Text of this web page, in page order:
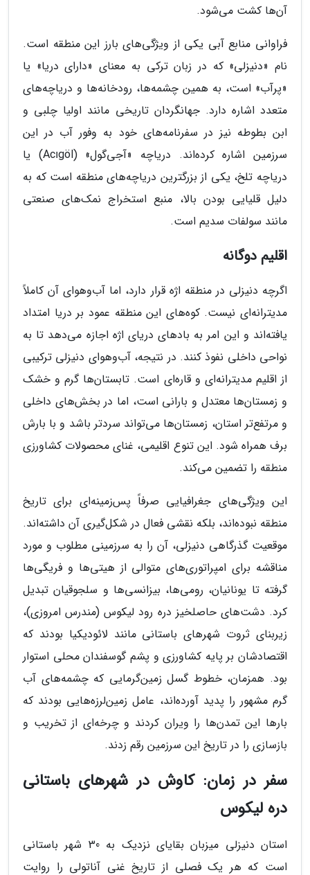
آن‌ها کشت می‌شود.
فراوانی منابع آبی یکی از ویژگی‌های بارز این منطقه است.
نام «دنیزلی» که در زبان ترکی به معنای «دارای دریا» یا
«پرآب» است، به همین چشمه‌ها، رودخانه‌ها و دریاچه‌های
متعدد اشاره دارد. جهانگردان تاریخی مانند اولیا چلبی و
ابن بطوطه نیز در سفرنامه‌های خود به وفور آب در این
سرزمین اشاره کرده‌اند. دریاچه «آجی‌گول» (Acıgöl) یا
دریاچه تلخ، یکی از بزرگترین دریاچه‌های منطقه است که به
دلیل قلیایی بودن بالا، منبع استخراج نمک‌های صنعتی
مانند سولفات سدیم است.
اقلیم دوگانه
اگرچه دنیزلی در منطقه اژه قرار دارد، اما آب‌وهوای آن کاملاً
مدیترانه‌ای نیست. کوه‌های این منطقه عمود بر دریا امتداد
یافته‌اند و این امر به بادهای دریای اژه اجازه می‌دهد تا به
نواحی داخلی نفوذ کنند. در نتیجه، آب‌وهوای دنیزلی ترکیبی
از اقلیم مدیترانه‌ای و قاره‌ای است. تابستان‌ها گرم و خشک
و زمستان‌ها معتدل و بارانی است، اما در بخش‌های داخلی
و مرتفع‌تر استان، زمستان‌ها می‌تواند سردتر باشد و با بارش
برف همراه شود. این تنوع اقلیمی، غنای محصولات کشاورزی
منطقه را تضمین می‌کند.
این ویژگی‌های جغرافیایی صرفاً پس‌زمینه‌ای برای تاریخ
منطقه نبوده‌اند، بلکه نقشی فعال در شکل‌گیری آن داشته‌اند.
موقعیت گذرگاهی دنیزلی، آن را به سرزمینی مطلوب و مورد
مناقشه برای امپراتوری‌های متوالی از هیتی‌ها و فریگی‌ها
گرفته تا یونانیان، رومی‌ها، بیزانسی‌ها و سلجوقیان تبدیل
کرد. دشت‌های حاصلخیز دره رود لیکوس (مندرس امروزی)،
زیربنای ثروت شهرهای باستانی مانند لائودیکیا بودند که
اقتصادشان بر پایه کشاورزی و پشم گوسفندان محلی استوار
بود. همزمان، خطوط گسل زمین‌گرمایی که چشمه‌های آب
گرم مشهور را پدید آورده‌اند، عامل زمین‌لرزه‌هایی بودند که
بارها این تمدن‌ها را ویران کردند و چرخه‌ای از تخریب و
بازسازی را در تاریخ این سرزمین رقم زدند.
سفر در زمان: کاوش در شهرهای باستانی
دره لیکوس
استان دنیزلی میزبان بقایای نزدیک به 30 شهر باستانی
است که هر یک فصلی از تاریخ غنی آناتولی را روایت